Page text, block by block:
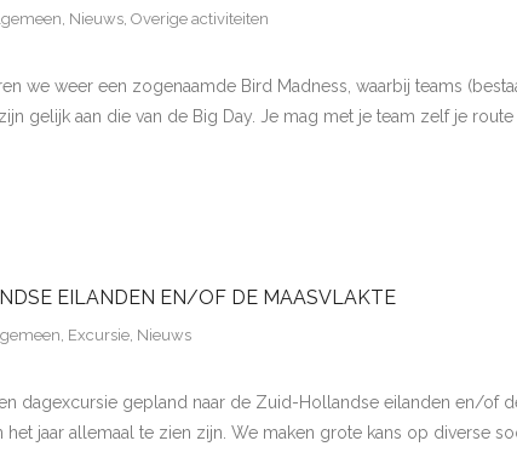
, Nieuws, Overige activiteiten
we weer een zogenaamde Bird Madness, waarbij teams
gelijk aan die van de Big Day. Je mag met je team zelf je
EILANDEN EN/OF DE MAASVLAKTE
, Excursie, Nieuws
dagexcursie gepland naar de Zuid-Hollandse eilanden en/of
jaar allemaal te zien zijn. We maken grote kans op diverse